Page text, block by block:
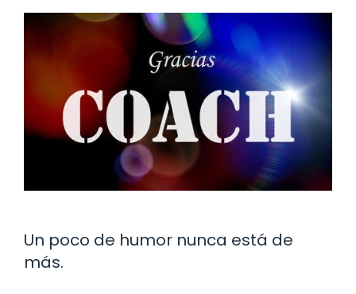
Un poco de humor nunca está de
más.